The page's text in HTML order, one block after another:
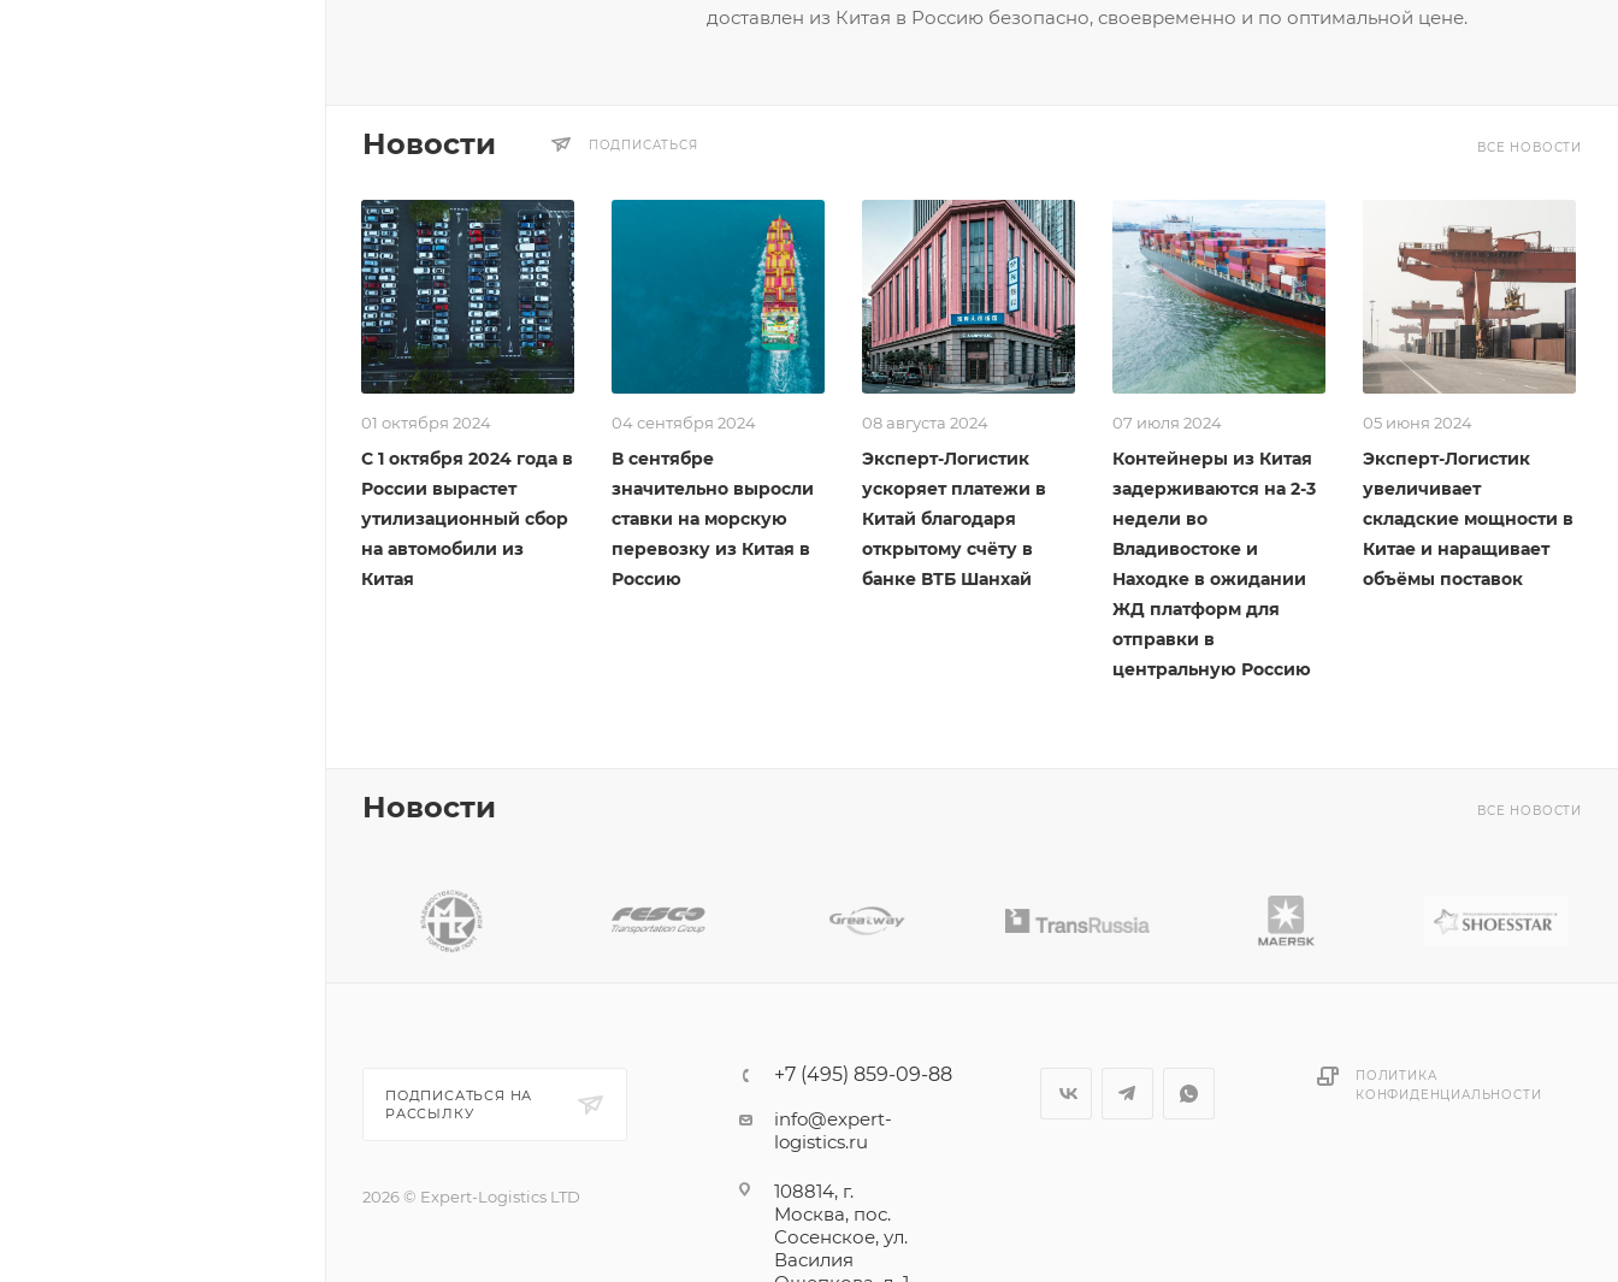
доставлен из Китая в Россию безопасно, своевременно и по оптимальной цене.
Новости ПОДПИСАТЬСЯ ВСЕ НОВОСТИ
01 октября 2024
С 1 октября 2024 года в
России вырастет
утилизационный сбор
на автомобили из
Китая
04 сентября 2024
В сентябре
значительно выросли
ставки на морскую
перевозку из Китая в
Россию
08 августа 2024
Эксперт-Логистик
ускоряет платежи в
Китай благодаря
открытому счёту в
банке ВТБ Шанхай
07 июля 2024
Контейнеры из Китая
задерживаются на 2-3
недели во
Владивостоке и
Находке в ожидании
ЖД платформ для
отправки в
центральную Россию
05 июня 2024
Эксперт-Логистик
увеличивает
складские мощности в
Китае и наращивает
объёмы поставок
Новости ВСЕ НОВОСТИ
ПОДПИСАТЬСЯ НА
РАССЫЛКУ
2026 © Expert-Logistics LTD
+7 (495) 859-09-88
info@expert-
logistics.ru
108814, г.
Москва, пос.
Сосенское, ул.
Василия
ПОЛИТИКА
КОНФИДЕНЦИАЛЬНОСТИ